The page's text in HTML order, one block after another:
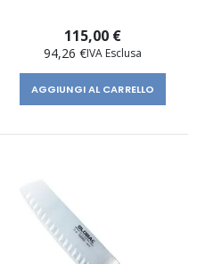
115,00 €
94,26 €
AGGIUNGI AL CARRELLO